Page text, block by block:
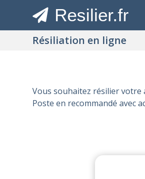
Resilier.fr
Résiliation en ligne
Vous souhaitez résilier
Poste en recommandé avec